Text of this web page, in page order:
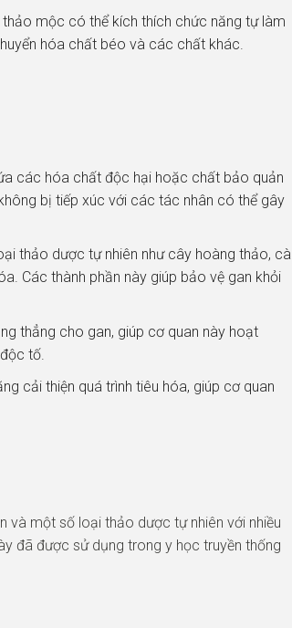
mộc có thể kích thích chức năng tự làm
hóa chất béo và các chất khác.
các hóa chất độc hại hoặc chất bảo quản
bị tiếp xúc với các tác nhân có thể gây
thảo dược tự nhiên như cây hoàng thảo, cà
Các thành phần này giúp bảo vệ gan khỏi
thẳng cho gan, giúp cơ quan này hoạt
tố.
cải thiện quá trình tiêu hóa, giúp cơ quan
và một số loại thảo dược tự nhiên với nhiều
đã được sử dụng trong y học truyền thống